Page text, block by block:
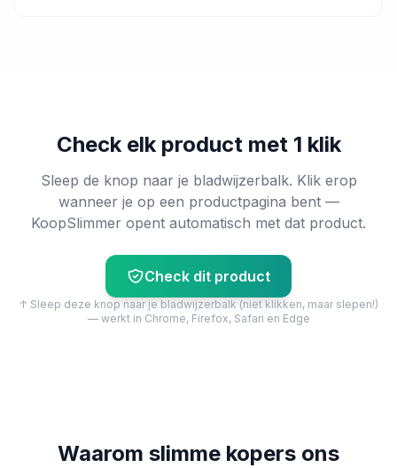
Check elk product met 1 klik
Sleep de knop naar je bladwijzerbalk. Klik erop
wanneer je op een productpagina bent —
KoopSlimmer opent automatisch met dat product.
Check dit product
↑ Sleep deze knop naar je bladwijzerbalk (niet klikken, maar slepen!)
— werkt in Chrome, Firefox, Safari en Edge
Waarom slimme kopers ons